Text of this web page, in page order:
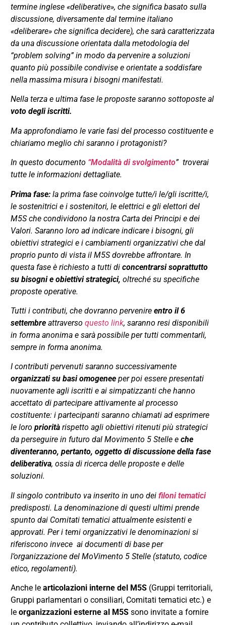
termine inglese «deliberative», che significa basato sulla
discussione, diversamente dal termine italiano
«deliberare» che significa decidere), che sarà caratterizzata
da una discussione orientata dalla metodologia del
“problem solving” in modo da pervenire a soluzioni
quanto più possibile condivise e orientate a soddisfare
nella massima misura i bisogni manifestati.
Nella terza e ultima fase le proposte saranno sottoposte al
voto degli iscritti.
Ma approfondiamo le varie fasi del processo costituente e
chiariamo meglio chi saranno i protagonisti?
In questo documento “Modalità di svolgimento” troverai
tutte le informazioni dettagliate.
Prima fase: la prima fase coinvolge tutte/i le/gli iscritte/i,
le sostenitrici e i sostenitori, le elettrici e gli elettori del
M5S che condividono la nostra Carta dei Principi e dei
Valori. Saranno loro ad indicare indicare i bisogni, gli
obiettivi strategici e i cambiamenti organizzativi che dal
proprio punto di vista il M5S dovrebbe affrontare. In
questa fase è richiesto a tutti di concentrarsi soprattutto
su bisogni e obiettivi strategici, oltreché su specifiche
proposte operative.
Tutti i contributi, che dovranno pervenire entro il 6
settembreattraverso questo link, saranno resi disponibili
in forma anonima e sarà possibile per tutti commentarli,
sempre in forma anonima.
I contributi pervenuti saranno successivamente
organizzati su basi omogeneeper poi essere presentati
nuovamente agli iscritti e ai simpatizzanti che hanno
accettato di partecipare attivamente al processo
costituente: i partecipanti saranno chiamati ad esprimere
le loro prioritàrispetto agli obiettivi ritenuti più strategici
da perseguire in futuro dal Movimento 5 Stelle e che
diventeranno, pertanto, oggetto di discussione della fase
deliberativa, ossia di ricerca delle proposte e delle
soluzioni.
Il singolo contributo va inserito in uno dei filoni tematici
predisposti. La denominazione di questi ultimi prende
spunto dai Comitati tematici attualmente esistenti e
approvati. Per i temi organizzativi le denominazioni si
riferiscono invece ai documenti di base per
l’organizzazione del MoVimento 5 Stelle (statuto, codice
etico, regolamenti).
Anche le articolazioni interne del M5S(Gruppi territoriali,
Gruppi parlamentari o consiliari, Comitati tematici etc.) e
le organizzazioni esterne al M5Ssono invitate a fornire